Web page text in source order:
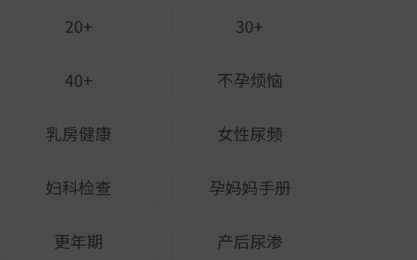
20+ 30+
40+ 不孕烦恼
乳房健康 女性尿频
妇科检查 孕妈妈手册
更年期 产后尿渗